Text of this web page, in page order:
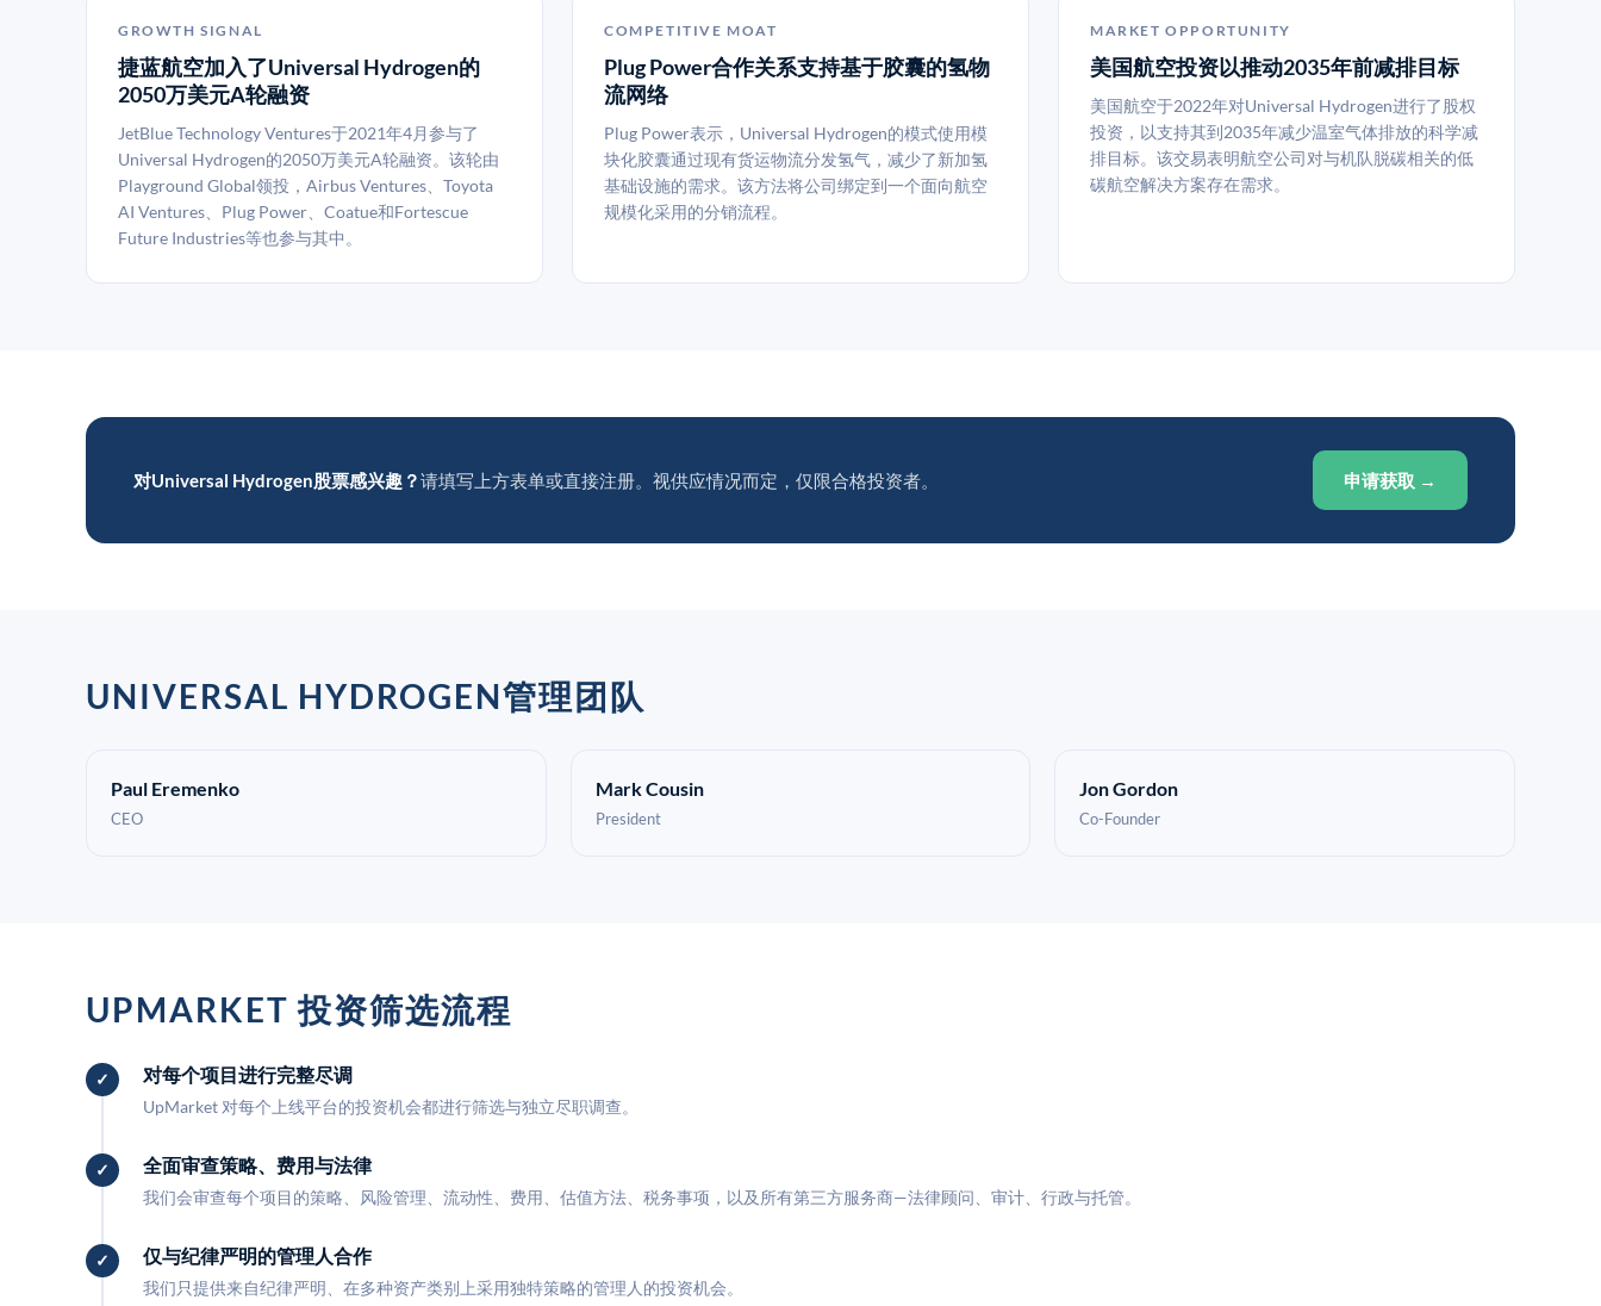
GROWTH SIGNAL
捷蓝航空加入了Universal Hydrogen的
2050万美元A轮融资
JetBlue Technology Ventures于2021年4月参与了
Universal Hydrogen的2050万美元A轮融资。该轮由
Playground Global领投，Airbus Ventures、Toyota
AI Ventures、Plug Power、Coatue和Fortescue
Future Industries等也参与其中。
COMPETITIVE MOAT
Plug Power合作关系支持基于胶囊的氢物
流网络
Plug Power表示，Universal Hydrogen的模式使用模
块化胶囊通过现有货运物流分发氢气，减少了新加氢
基础设施的需求。该方法将公司绑定到一个面向航空
规模化采用的分销流程。
MARKET OPPORTUNITY
美国航空投资以推动2035年前减排目标
美国航空于2022年对Universal Hydrogen进行了股权
投资，以支持其到2035年减少温室气体排放的科学减
排目标。该交易表明航空公司对与机队脱碳相关的低
碳航空解决方案存在需求。
对Universal Hydrogen股票感兴趣？请填写上方表单或直接注册。视供应情况而定，仅限合格投资者。 申请获取 →
UNIVERSAL HYDROGEN管理团队
Paul Eremenko
CEO
Mark Cousin
President
Jon Gordon
Co-Founder
UPMARKET 投资筛选流程
对每个项目进行完整尽调
UpMarket 对每个上线平台的投资机会都进行筛选与独立尽职调查。
全面审查策略、费用与法律
我们会审查每个项目的策略、风险管理、流动性、费用、估值方法、税务事项，以及所有第三方服务商—法律顾问、审计、行政与托管。
仅与纪律严明的管理人合作
我们只提供来自纪律严明、在多种资产类别上采用独特策略的管理人的投资机会。